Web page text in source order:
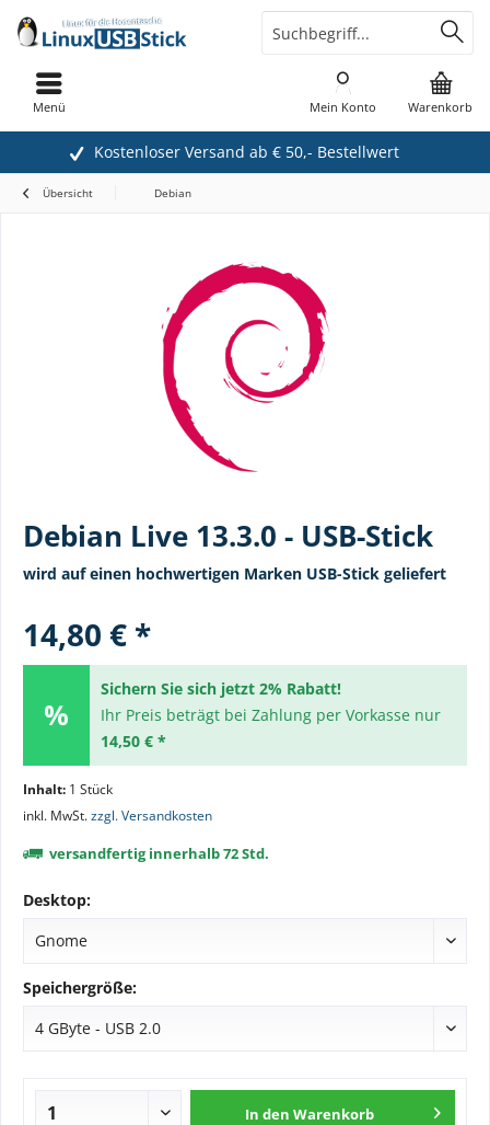
Kostenloser Versand ab € 50,- Bestellwert
Warenkorb
Mein Konto
Menü
Übersicht Debian
Debian Live 13.3.0 - USB-Stick
wird auf einen hochwertigen Marken USB-Stick geliefert
14,80 € *
Sichern Sie sich jetzt 2% Rabatt!
Ihr Preis beträgt bei Zahlung per Vorkasse nur
14,50 € *
Inhalt: 1 Stück
inkl. MwSt.zzgl. Versandkosten
versandfertig innerhalb 72 Std.
Desktop:
Speichergröße:
In den Warenkorb